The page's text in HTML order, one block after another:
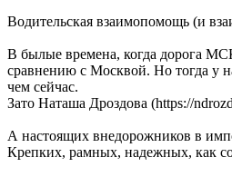
Водительская взаимопомощь (и
В былые времена, когда дорога
сравнению с Москвой. Но тогда у
чем сейчас.
Зато Наташа Дроздова (https://
А настоящих внедорожников в
Крепких, рамных, надежных, как